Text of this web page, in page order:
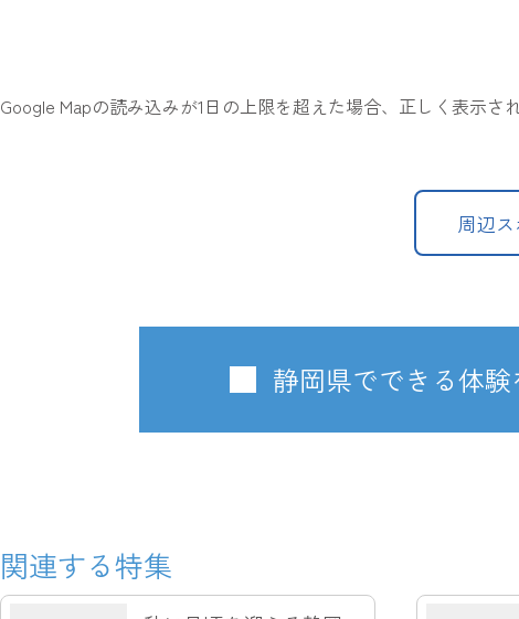
Google Mapの読み込みが1日の上限を超えた場合、正しく表示さ
周辺
静岡県でできる体
関連する特集